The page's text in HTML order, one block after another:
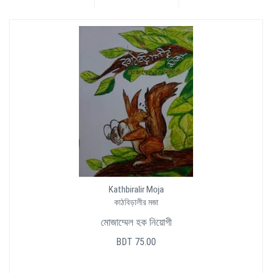
Kathbiralir Moja
কাঠবিড়ালীর মজা
মোজাম্মেল হক নিয়োগী
BDT 75.00